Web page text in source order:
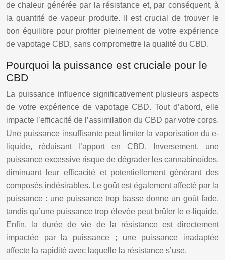
de chaleur générée par la résistance et, par conséquent, à
la quantité de vapeur produite. Il est crucial de trouver le
bon équilibre pour profiter pleinement de votre expérience
de vapotage CBD, sans compromettre la qualité du CBD.
Pourquoi la puissance est cruciale pour le
CBD
La puissance influence significativement plusieurs aspects
de votre expérience de vapotage CBD. Tout d’abord, elle
impacte l’efficacité de l’assimilation du CBD par votre corps.
Une puissance insuffisante peut limiter la vaporisation du e-
liquide, réduisant l’apport en CBD. Inversement, une
puissance excessive risque de dégrader les cannabinoïdes,
diminuant leur efficacité et potentiellement générant des
composés indésirables. Le goût est également affecté par la
puissance : une puissance trop basse donne un goût fade,
tandis qu’une puissance trop élevée peut brûler le e-liquide.
Enfin, la durée de vie de la résistance est directement
impactée par la puissance ; une puissance inadaptée
affecte la rapidité avec laquelle la résistance s’use.